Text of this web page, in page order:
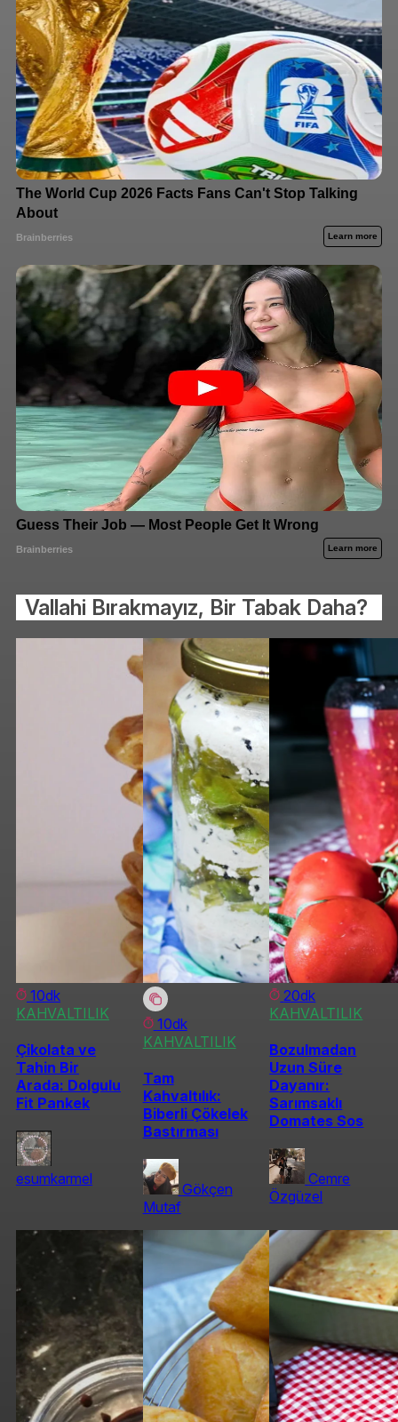
Vallahi Bırakmayız, Bir Tabak Daha?
10dk
KAHVALTILIK
Çikolata ve
Tahin Bir
Arada: Dolgulu
Fit Pankek
esumkarmel
10dk
KAHVALTILIK
Tam
Kahvaltılık:
Biberli Çökelek
Bastırması
Gökçen
Mutaf
20dk
KAHVALTILIK
Bozulmadan
Uzun Süre
Dayanır:
Sarımsaklı
Domates Sos
Cemre
Özgüzel